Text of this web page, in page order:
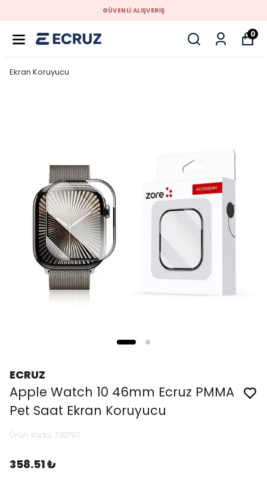
GÜVENLİ ALIŞVERİŞ
0
Ekran Koruyucu
ECRUZ
Apple Watch 10 46mm Ecruz PMMA
Pet Saat Ekran Koruyucu
Ürün Kodu: T33797
358.51 ₺